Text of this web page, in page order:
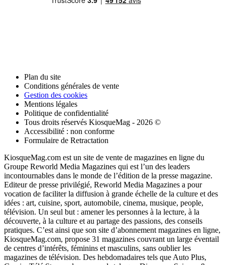
Plan du site
Conditions générales de vente
Gestion des cookies
Mentions légales
Politique de confidentialité
Tous droits réservés KiosqueMag - 2026 ©
Accessibilité : non conforme
Formulaire de Retractation
KiosqueMag.com est un site de vente de magazines en ligne du
Groupe Reworld Media Magazines qui est l’un des leaders
incontournables dans le monde de l’édition de la presse magazine.
Editeur de presse privilégié, Reworld Media Magazines a pour
vocation de faciliter la diffusion à grande échelle de la culture et des
idées : art, cuisine, sport, automobile, cinema, musique, people,
télévision. Un seul but : amener les personnes à la lecture, à la
découverte, à la culture et au partage des passions, des conseils
pratiques. C’est ainsi que son site d’abonnement magazines en ligne,
KiosqueMag.com, propose 31 magazines couvrant un large éventail
de centres d’intérêts, féminins et masculins, sans oublier les
magazines de télévision. Des hebdomadaires tels que Auto Plus,